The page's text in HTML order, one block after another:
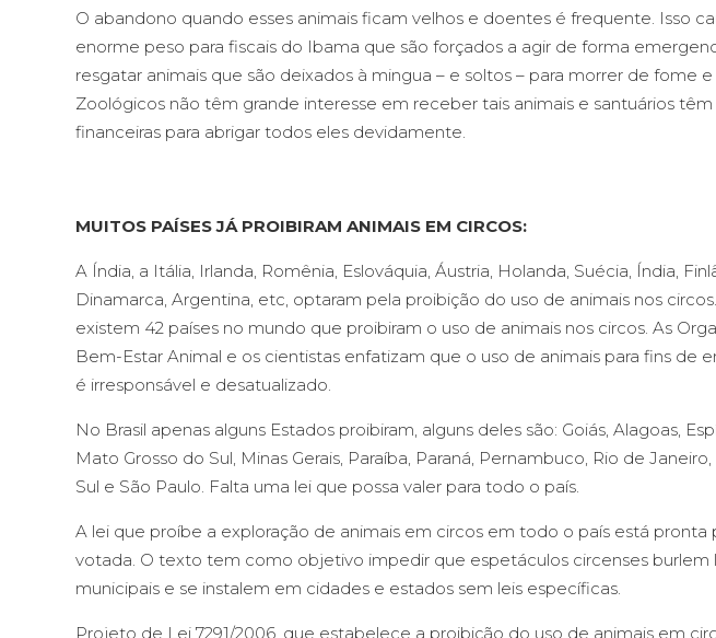
O abandono quando esses animais ficam velhos e doentes é frequente. Isso
enorme peso para fiscais do Ibama que são forçados a agir de forma
resgatar animais que são deixados à mingua – e soltos – para morrer de fome e
Zoológicos não têm grande interesse em receber tais animais e santuários
financeiras para abrigar todos eles devidamente.
MUITOS PAÍSES JÁ PROIBIRAM ANIMAIS EM CIRCOS:
A Índia, a Itália, Irlanda, Romênia, Eslováquia, Áustria, Holanda, Suécia, Índia,
Dinamarca, Argentina, etc, optaram pela proibição do uso de animais nos
existem 42 países no mundo que proibiram o uso de animais nos circos. As
Bem-Estar Animal e os cientistas enfatizam que o uso de animais para fins de
é irresponsável e desatualizado.
No Brasil apenas alguns Estados proibiram, alguns deles são: Goiás, Alagoas,
Mato Grosso do Sul, Minas Gerais, Paraíba, Paraná, Pernambuco, Rio de
Sul e São Paulo. Falta uma lei que possa valer para todo o país.
A lei que proíbe a exploração de animais em circos em todo o país está pronta
votada. O texto tem como objetivo impedir que espetáculos circenses burlem
municipais e se instalem em cidades e estados sem leis específicas.
Projeto de Lei 7291/2006, que estabelece a proibição do uso de animais em